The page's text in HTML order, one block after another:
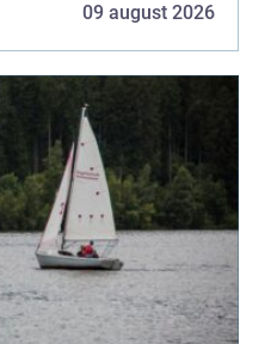
09 august 2026